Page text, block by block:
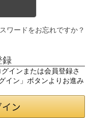
ワードをお忘れですか？
録
インまたは会員登録さ
イン」ボタンよりお進み